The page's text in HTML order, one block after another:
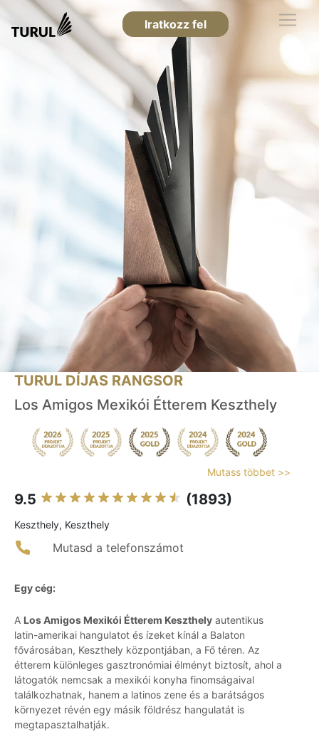
Iratkozz fel
TURUL DÍJAS RANGSOR
Los Amigos Mexikói Étterem Keszthely
Mutass többet >>
9.5 (1893)
Keszthely, Keszthely
Mutasd a telefonszámot
Egy cég:
A Los Amigos Mexikói Étterem Keszthely autentikus
latin-amerikai hangulatot és ízeket kínál a Balaton
fővárosában, Keszthely központjában, a Fő téren. Az
étterem különleges gasztronómiai élményt biztosít, ahol a
látogatók nemcsak a mexikói konyha finomságaival
találkozhatnak, hanem a latinos zene és a barátságos
környezet révén egy másik földrész hangulatát is
megtapasztalhatják.